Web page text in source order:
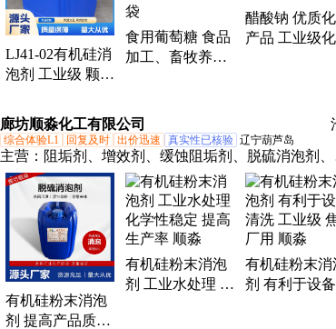
LJ41-02有机硅消
泡剂 工业级 颗粒
食用葡萄糖 食品
加工、畜牧养
袋
醋酸钠 优质
产品 工业级
廊坊顺淼化工有限公司
综合体验L1 回复及时 出价迅速 真实性已核验 辽宁葫芦岛
主营： 阻垢剂、增效剂、缓蚀阻垢剂、脱硫消泡剂、
菌灭藻剂、脱硫增效剂、抑尘剂
有机硅粉末消泡
剂 提高产品质量
有机硅粉末消泡
剂 工业水处理 化
有机硅粉末消
剂 有利于设